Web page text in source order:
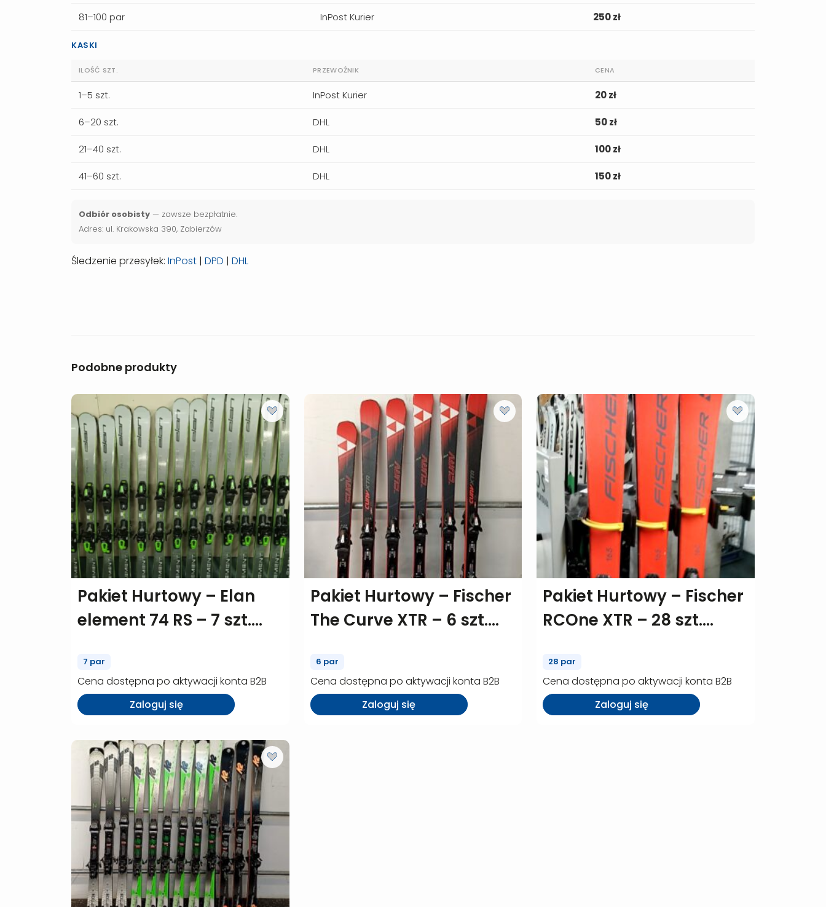
81–100 par InPost Kurier 250 zł
KASKI
ILOŚĆ SZT. PRZEWOŹNIK CENA
1–5 szt. InPost Kurier 20 zł
6–20 szt. DHL 50 zł
21–40 szt. DHL 100 zł
41–60 szt. DHL 150 zł
Odbiór osobisty — zawsze bezpłatnie.
Adres: ul. Krakowska 390, Zabierzów
Śledzenie przesyłek: InPost | DPD | DHL
Podobne produkty
Pakiet Hurtowy – Elan
element 74 RS – 7 szt.
7 par
Cena dostępna po aktywacji konta B2B
Zaloguj się
Pakiet Hurtowy – Fischer
The Curve XTR – 6 szt.
6 par
Cena dostępna po aktywacji konta B2B
Zaloguj się
Pakiet Hurtowy – Fischer
RCOne XTR – 28 szt.
28 par
Cena dostępna po aktywacji konta B2B
Zaloguj się